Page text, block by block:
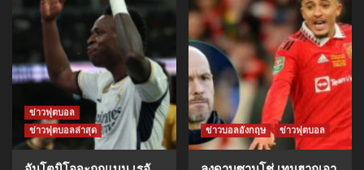
ข่าวฟุตบอล
ข่าวฟุตบอลล่าสุด
ข่าวบอลอังกฤษ ข่าวฟุตบอล